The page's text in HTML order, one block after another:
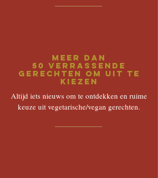
Meer dan
50 verrassende
gerechten om uit te
kiezen
Altijd iets nieuws om te ontdekken en ruime
keuze uit vegetarische/vegan gerechten.